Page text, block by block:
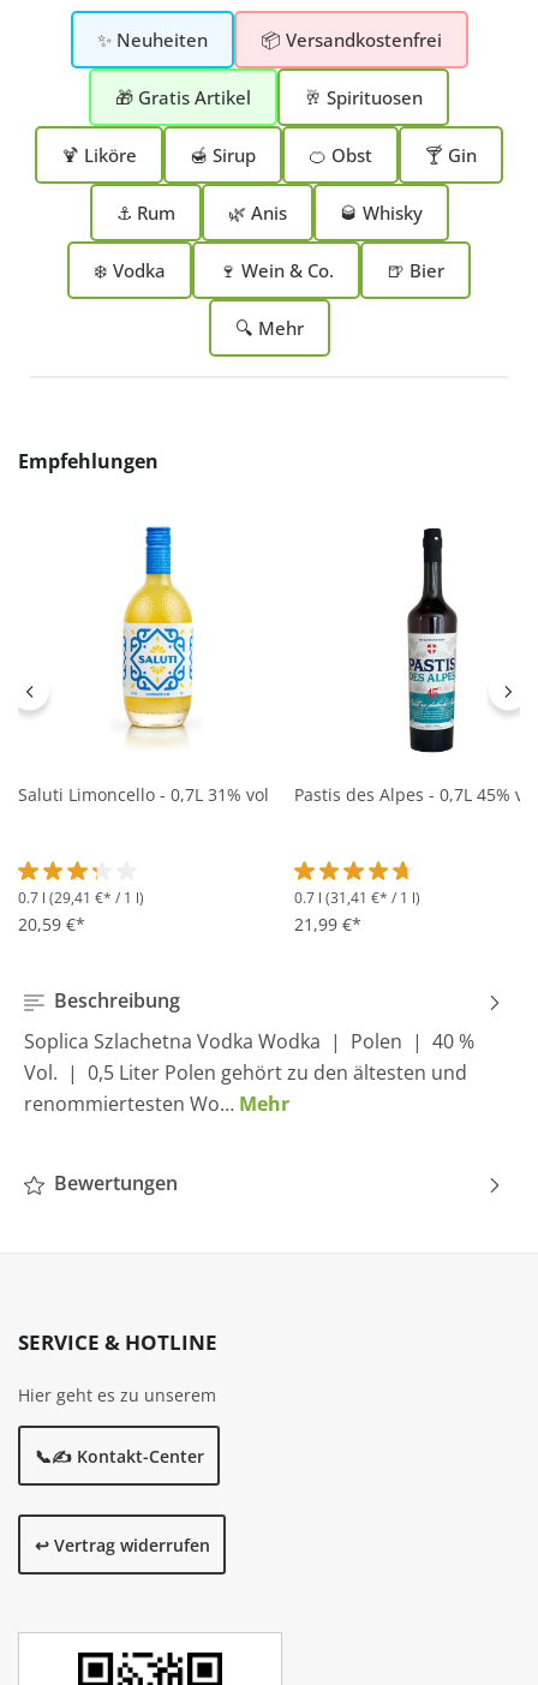
✨ Neuheiten 📦 Versandkostenfrei
🎁 Gratis Artikel 🥂 Spirituosen
🍹 Liköre 🍯 Sirup 🍊 Obst 🍸 Gin
⚓ Rum 🌿 Anis 🥃 Whisky
❄️ Vodka 🍷 Wein & Co. 🍺 Bier
🔍 Mehr
Produktgalerie überspringen
Empfehlungen
Saluti Limoncello - 0,7L 31% vol
Durchschnittliche Bewertung von 3.2 von 5 Sternen
0.7 l (29,41 €* / 1 l)
20,59 €*
Pastis des Alpes - 0,7L 45% vol
Durchschnittliche
0.7 l (31,41 €* / 1 l)
21,99 €*
Beschreibung
Soplica Szlachetna Vodka Wodka | Polen | 40 %
Vol. | 0,5 Liter Polen gehört zu den ältesten und
renommiertesten Wo… Mehr
Bewertungen
SERVICE & HOTLINE
Hier geht es zu unserem
📞✍️ Kontakt-Center
↩️ Vertrag widerrufen